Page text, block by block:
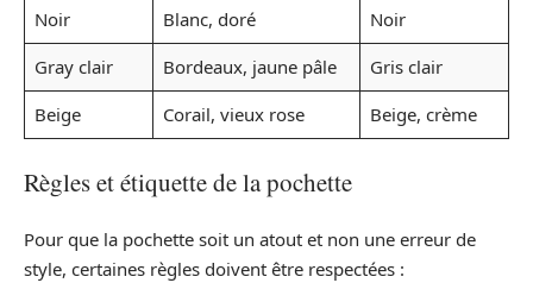
Noir Blanc, doré
Noir
Gray clair
Bordeaux, jaune pâle
Gris clair
Beige
Corail, vieux rose Beige, crème
Règles et étiquette de la pochette
Pour que la pochette soit un atout et non une erreur de
style, certaines règles doivent être respectées :